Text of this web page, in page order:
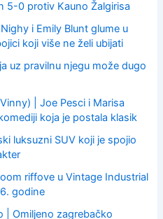
5-0 protiv Kauno Žalgirisa
i Emily Blunt glume u
koji više ne želi ubijati
uz pravilnu njegu može dugo
| Joe Pesci i Marisa
koja je postala klasik
luksuzni SUV koji je spojio
riffove u Vintage Industrial
godine
| Omiljeno zagrebačko